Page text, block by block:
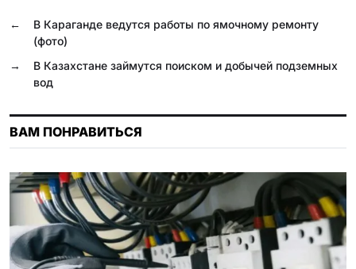
o
o
k
m
p
s
n
i
←
В Караганде ведутся работы по ямочному ремонту
(фото)
→
В Казахстане займутся поиском и добычей подземных
вод
ВАМ ПОНРАВИТЬСЯ